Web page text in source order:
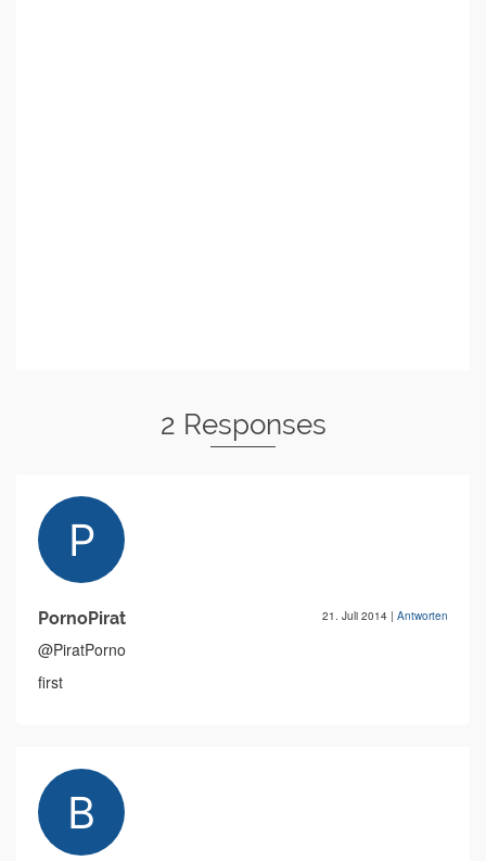
2 Responses
PornoPirat 21. Juli 2014 | Antworten
@PiratPorno
first